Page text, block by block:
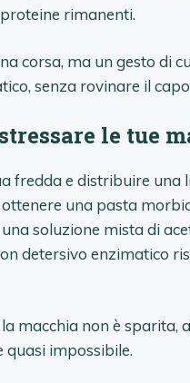
rimanenti.
corsa, ma un gesto di
senza rovinare il
le tue
fredda e distribuire una
una pasta
soluzione mista di
detersivo enzimatico
macchia non è sparita,
impossibile.